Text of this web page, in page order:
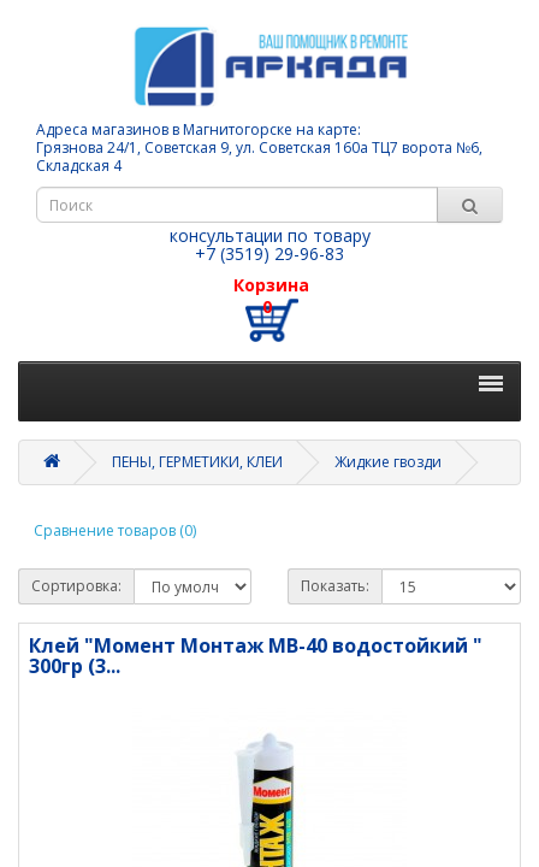
Адреса магазинов в Магнитогорске на карте:
Грязнова 24/1, Советская 9, ул. Советская 160а ТЦ7 ворота №6,
Складская 4
консультации по товару
+7 (3519) 29-96-83
Корзина
0
ПЕНЫ, ГЕРМЕТИКИ, КЛЕИ Жидкие гвозди
Сравнение товаров (0)
Сортировка: Показать:
Клей "Момент Монтаж МВ-40 водостойкий "
300гр (3...